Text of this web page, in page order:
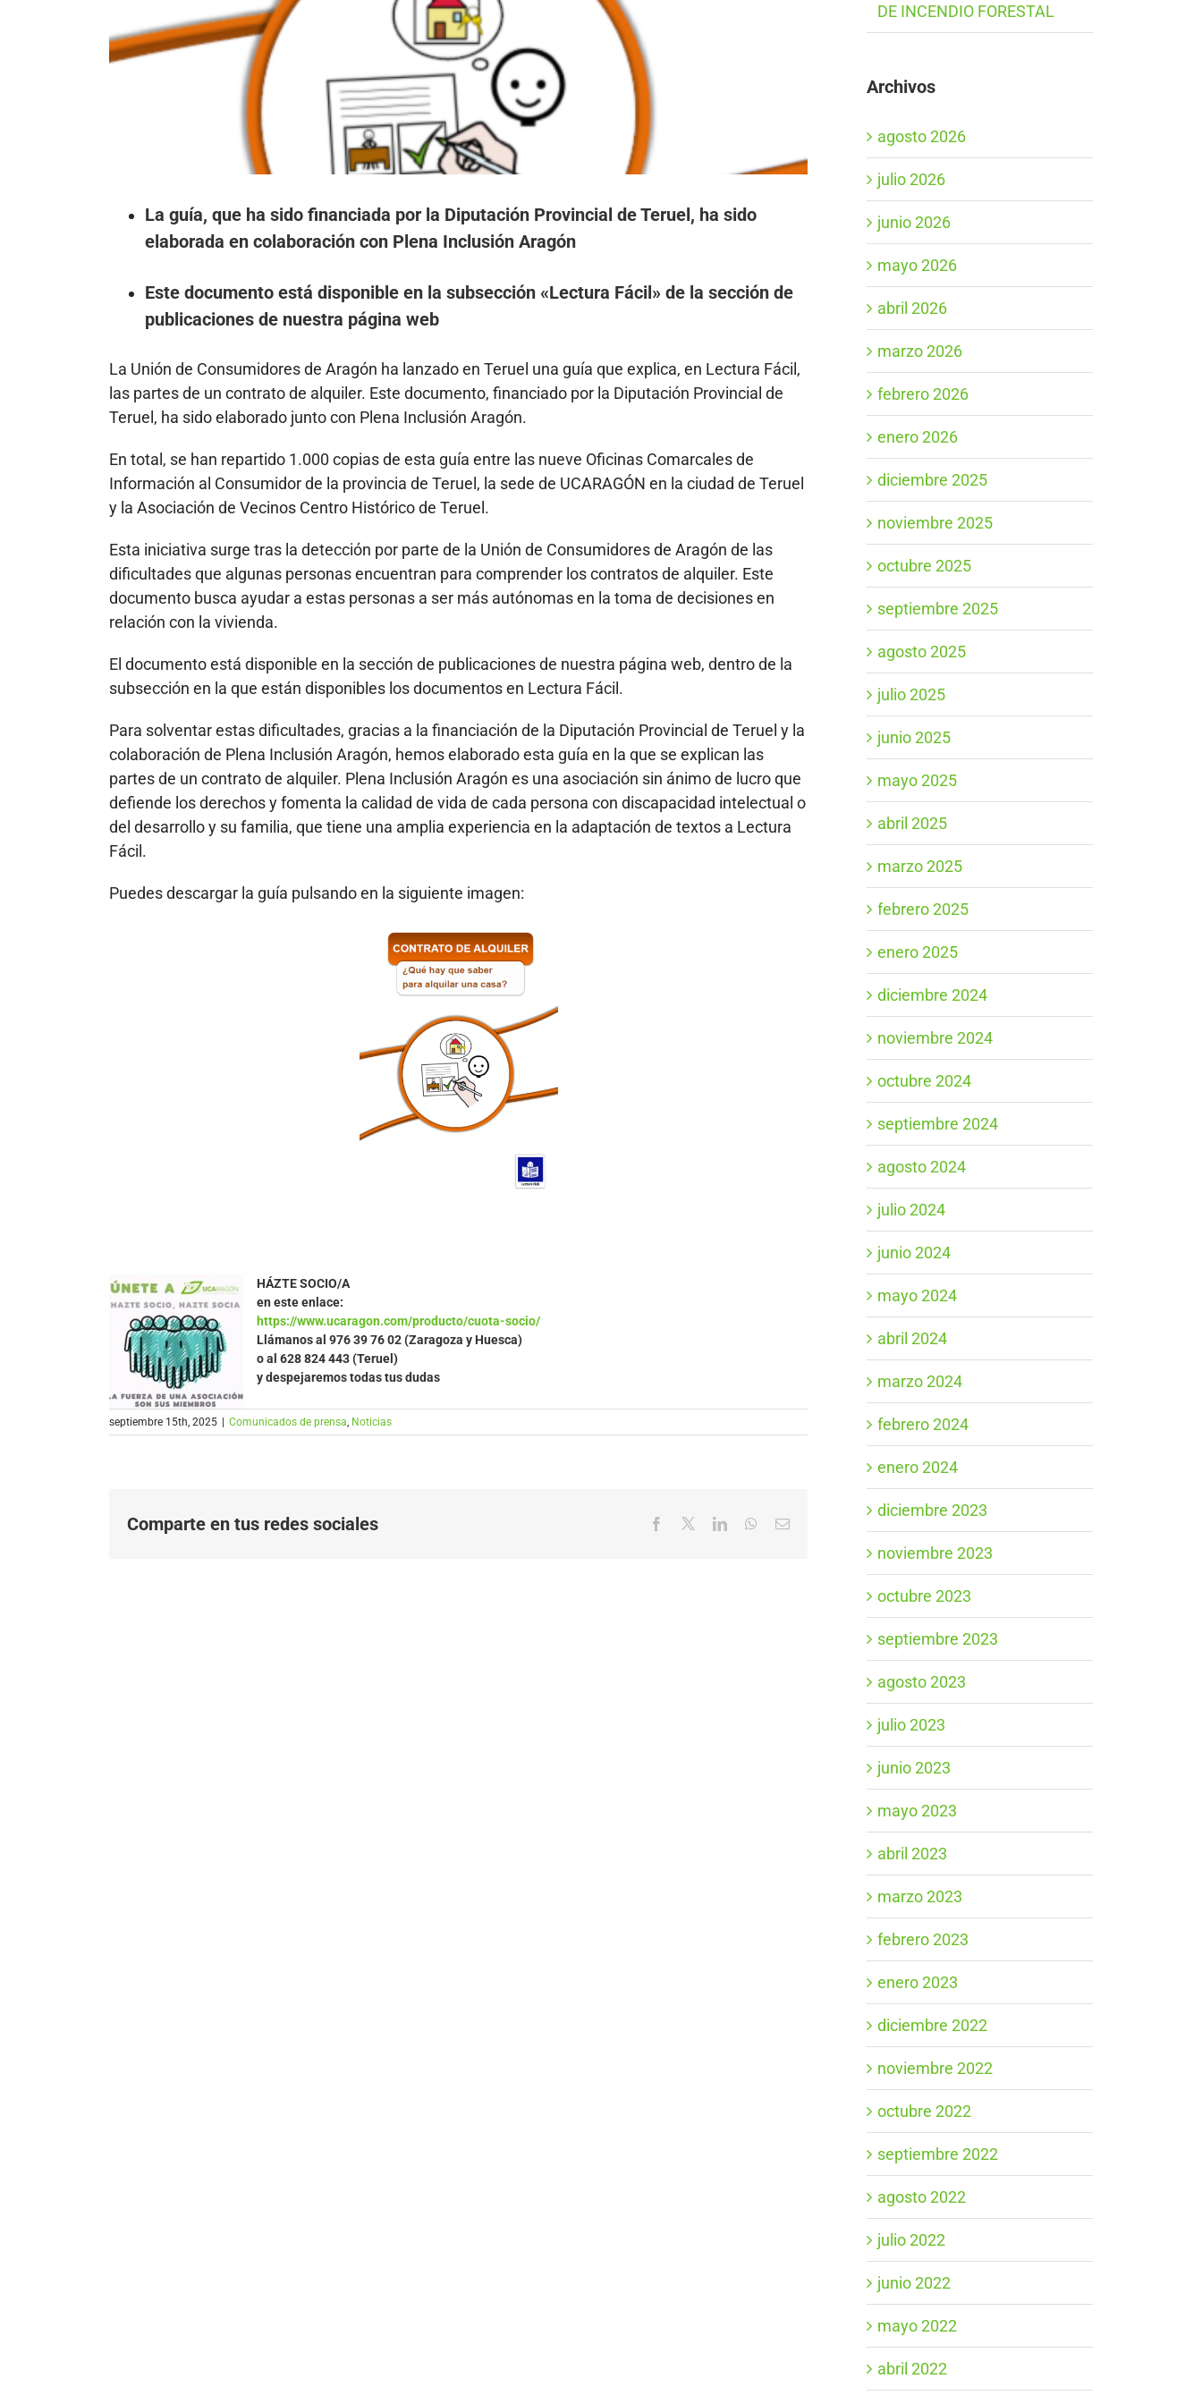
La guía, que ha sido financiada por la Diputación Provincial de Teruel, ha sido
elaborada en colaboración con Plena Inclusión Aragón
Este documento está disponible en la subsección «Lectura Fácil» de la sección de
publicaciones de nuestra página web
La Unión de Consumidores de Aragón ha lanzado en Teruel una guía que explica, en Lectura Fácil,
las partes de un contrato de alquiler. Este documento, financiado por la Diputación Provincial de
Teruel, ha sido elaborado junto con Plena Inclusión Aragón.
En total, se han repartido 1.000 copias de esta guía entre las nueve Oficinas Comarcales de
Información al Consumidor de la provincia de Teruel, la sede de UCARAGÓN en la ciudad de Teruel
y la Asociación de Vecinos Centro Histórico de Teruel.
Esta iniciativa surge tras la detección por parte de la Unión de Consumidores de Aragón de las
dificultades que algunas personas encuentran para comprender los contratos de alquiler. Este
documento busca ayudar a estas personas a ser más autónomas en la toma de decisiones en
relación con la vivienda.
El documento está disponible en la sección de publicaciones de nuestra página web, dentro de la
subsección en la que están disponibles los documentos en Lectura Fácil.
Para solventar estas dificultades, gracias a la financiación de la Diputación Provincial de Teruel y la
colaboración de Plena Inclusión Aragón, hemos elaborado esta guía en la que se explican las
partes de un contrato de alquiler. Plena Inclusión Aragón es una asociación sin ánimo de lucro que
defiende los derechos y fomenta la calidad de vida de cada persona con discapacidad intelectual o
del desarrollo y su familia, que tiene una amplia experiencia en la adaptación de textos a Lectura
Fácil.
Puedes descargar la guía pulsando en la siguiente imagen:
HÁZTE SOCIO/A
en este enlace:
https://www.ucaragon.com/producto/cuota-socio/
Llámanos al 976 39 76 02 (Zaragoza y Huesca)
o al 628 824 443 (Teruel)
y despejaremos todas tus dudas
septiembre 15th, 2025 Comunicados de prensa, Noticias
Comparte en tus redes sociales Facebook LinkedInWhatsApp
Correo
DE INCENDIO FORESTAL
Archivos
agosto 2026
julio 2026
junio 2026
mayo 2026
abril 2026
marzo 2026
febrero 2026
enero 2026
diciembre 2025
noviembre 2025
octubre 2025
septiembre 2025
agosto 2025
julio 2025
junio 2025
mayo 2025
abril 2025
marzo 2025
febrero 2025
enero 2025
diciembre 2024
noviembre 2024
octubre 2024
septiembre 2024
agosto 2024
julio 2024
junio 2024
mayo 2024
abril 2024
marzo 2024
febrero 2024
enero 2024
diciembre 2023
noviembre 2023
octubre 2023
septiembre 2023
agosto 2023
julio 2023
junio 2023
mayo 2023
abril 2023
marzo 2023
febrero 2023
enero 2023
diciembre 2022
noviembre 2022
octubre 2022
septiembre 2022
agosto 2022
julio 2022
junio 2022
mayo 2022
abril 2022